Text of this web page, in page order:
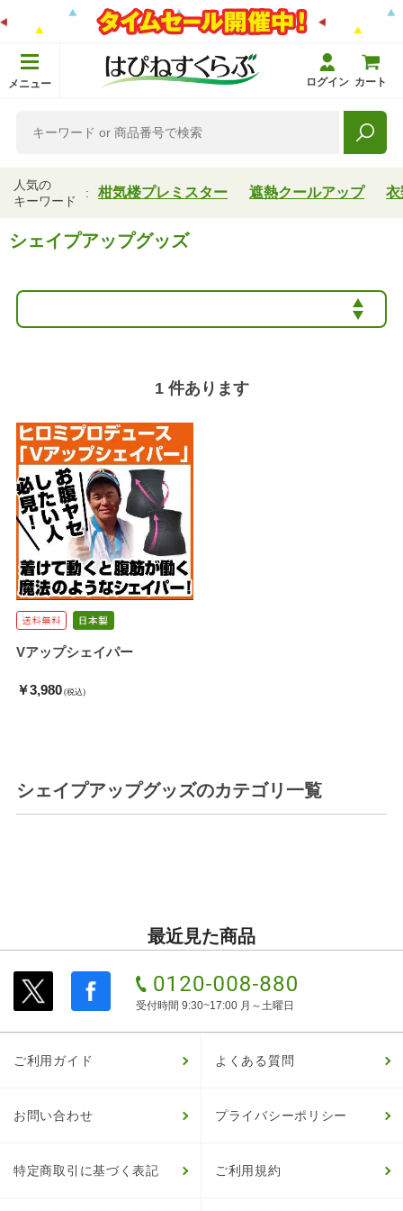
メニュー ログイン カート
人気の
キーワード
柑気楼プレミスター 遮熱クールアップ 衣
シェイプアップグッズ
1 件あります
Vアップシェイパー
￥3,980 (税込)
シェイプアップグッズのカテゴリ一覧
最近見た商品
受付時間 9:30~17:00 月～土曜日
ご利用ガイド よくある質問
お問い合わせ プライバシーポリシー
特定商取引に基づく表記 ご利用規約